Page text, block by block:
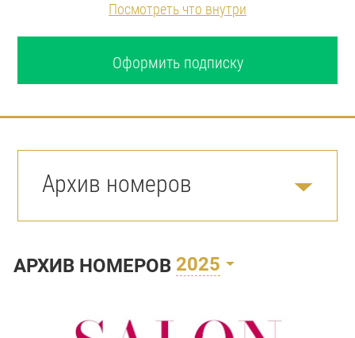
Посмотреть что внутри
Оформить подписку
Архив номеров
АРХИВ НОМЕРОВ 2025